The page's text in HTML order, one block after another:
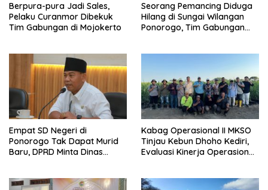
Berpura-pura Jadi Sales,
Pelaku Curanmor Dibekuk
Tim Gabungan di Mojokerto
Seorang Pemancing Diduga
Hilang di Sungai Wilangan
Ponorogo, Tim Gabungan
Empat SD Negeri di
Ponorogo Tak Dapat Murid
Baru, DPRD Minta Dinas
Kabag Operasional II MKSO
Tinjau Kebun Dhoho Kediri,
Evaluasi Kinerja Operasional